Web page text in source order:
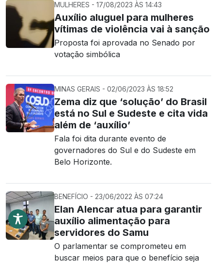
MULHERES - 17/08/2023 ÀS 14:43
Auxílio aluguel para mulheres
vítimas de violência vai à sanção
Proposta foi aprovada no Senado por
votação simbólica
MINAS GERAIS - 02/06/2023 ÀS 18:52
Zema diz que ‘solução’ do Brasil
está no Sul e Sudeste e cita vida
além de ‘auxílio’
Fala foi dita durante evento de
governadores do Sul e do Sudeste em
Belo Horizonte.
BENEFÍCIO - 23/06/2022 ÀS 07:24
Elan Alencar atua para garantir
auxílio alimentação para
servidores do Samu
O parlamentar se comprometeu em
buscar meios para que o benefício seja